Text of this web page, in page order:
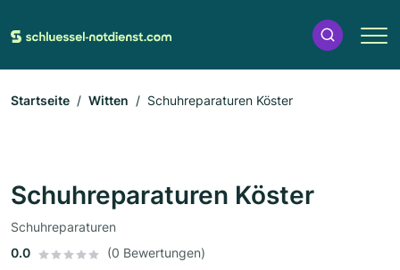
Startseite Witten Schuhreparaturen Köster
Schuhreparaturen Köster
Schuhreparaturen
0.0
(0 Bewertungen)